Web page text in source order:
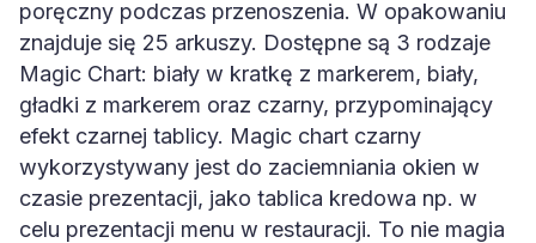
poręczny podczas przenoszenia. W opakowaniu
znajduje się 25 arkuszy. Dostępne są 3 rodzaje
Magic Chart: biały w kratkę z markerem, biały,
gładki z markerem oraz czarny, przypominający
efekt czarnej tablicy. Magic chart czarny
wykorzystywany jest do zaciemniania okien w
czasie prezentacji, jako tablica kredowa np. w
celu prezentacji menu w restauracji. To nie magia